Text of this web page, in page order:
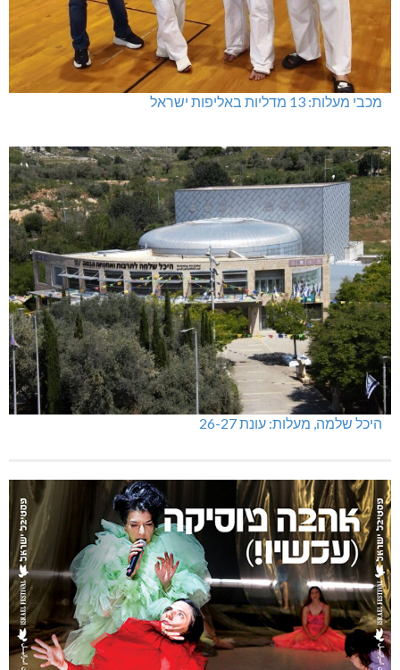
מכבי מעלות: 13 מדליות באליפות ישראל
היכל שלמה, מעלות: עונת 26-27